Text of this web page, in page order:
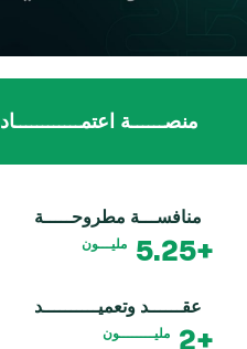
منصــــــة اعتمــــــــــــاد
منافســـة مطروحـــــة
+5.25 مليـــون
عقــــــد وتعميــــــــــد
+2 مليــــــــون